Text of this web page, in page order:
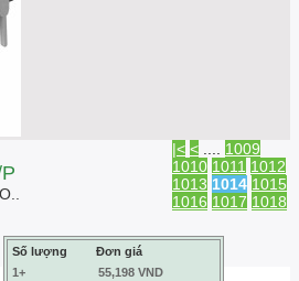
Số lượng
Đơn giá
1+
55,198 VND
|< <
1009
1010 1011 1012
1013 1014 1015
1016 1017 1018